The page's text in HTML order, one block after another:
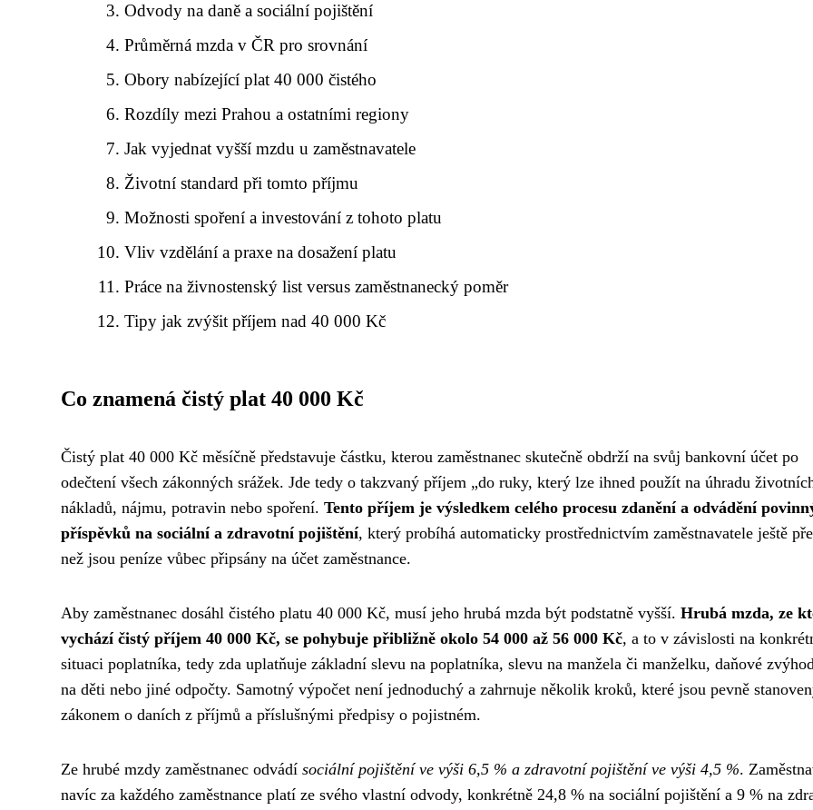
Odvody na daně a sociální pojištění
Průměrná mzda v ČR pro srovnání
Obory nabízející plat 40 000 čistého
Rozdíly mezi Prahou a ostatními regiony
Jak vyjednat vyšší mzdu u zaměstnavatele
Životní standard při tomto příjmu
Možnosti spoření a investování z tohoto platu
Vliv vzdělání a praxe na dosažení platu
Práce na živnostenský list versus zaměstnanecký poměr
Tipy jak zvýšit příjem nad 40 000 Kč
Co znamená čistý plat 40 000 Kč
Čistý plat 40 000 Kč měsíčně představuje částku, kterou zaměstnanec skutečně obdrží na svůj bankovní účet po
odečtení všech zákonných srážek. Jde tedy o takzvaný příjem „do ruky, který lze ihned použít na úhradu
nákladů, nájmu, potravin nebo spoření. Tento příjem je výsledkem celého procesu zdanění a odvádění
příspěvků na sociální a zdravotní pojištění, který probíhá automaticky prostřednictvím zaměstnavatele ještě
než jsou peníze vůbec připsány na účet zaměstnance.
Aby zaměstnanec dosáhl čistého platu 40 000 Kč, musí jeho hrubá mzda být podstatně vyšší. Hrubá mzda, ze
vychází čistý příjem 40 000 Kč, se pohybuje přibližně okolo 54 000 až 56 000 Kč, a to v závislosti na
situaci poplatníka, tedy zda uplatňuje základní slevu na poplatníka, slevu na manžela či manželku, daňové
na děti nebo jiné odpočty. Samotný výpočet není jednoduchý a zahrnuje několik kroků, které jsou pevně
zákonem o daních z příjmů a příslušnými předpisy o pojistném.
Ze hrubé mzdy zaměstnanec odvádí sociální pojištění ve výši 6,5 % a zdravotní pojištění ve výši 4,5 %.
navíc za každého zaměstnance platí ze svého vlastní odvody, konkrétně 24,8 % na sociální pojištění a 9 % na